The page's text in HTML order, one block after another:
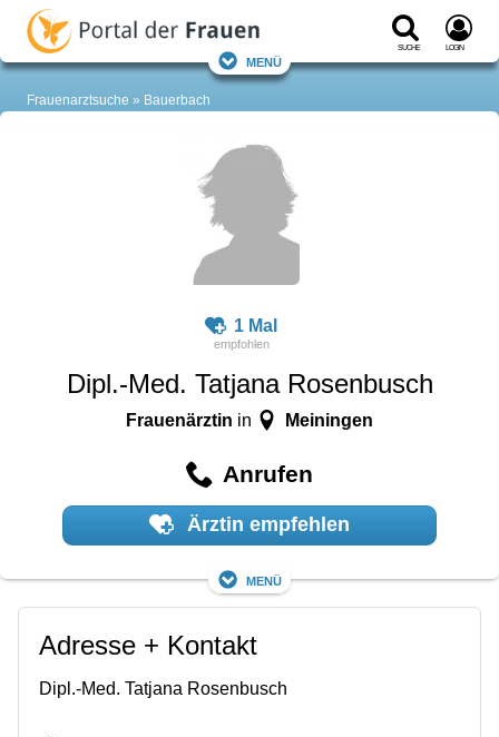
Suche Login
Menü
Frauenarztsuche Bauerbach
1 Mal
Dipl.-Med. Tatjana Rosenbusch
Frauenärztin in Meiningen
Anrufen
Ärztin empfehlen
Menü
Adresse + Kontakt
Dipl.-Med. Tatjana Rosenbusch